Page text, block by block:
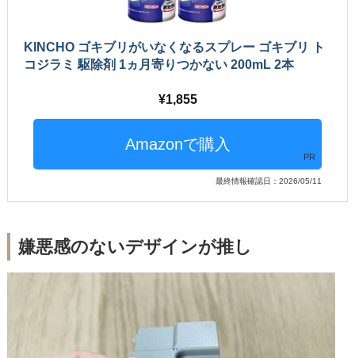
KINCHO ゴキブリがいなくなるスプレー ゴキブリ ト
コジラミ 駆除剤 1ヵ月寄りつかない 200mL 2本
1,855
PR
最終情報確認日：2026/05/11
嫌悪感のないデザインが推し